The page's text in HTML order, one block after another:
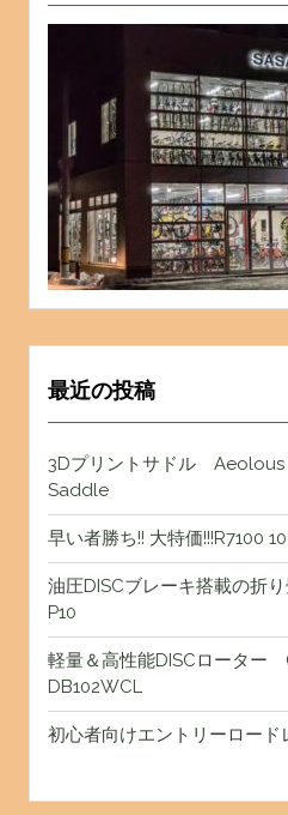
最近の投稿
3Dプリントサドル
Saddle
早い者勝ち!! 大特価!!!R7100
油圧DISCブレーキ搭載の折
P10
軽量＆高性能DISCローター
DB102WCL
初心者向けエントリーロー